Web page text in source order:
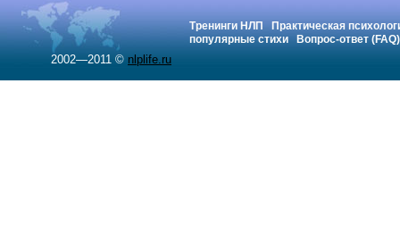
Тренинги НЛП
Практическая
популярные стихи
Вопрос-ответ (FAQ)
2002—2011 © nlplife.ru